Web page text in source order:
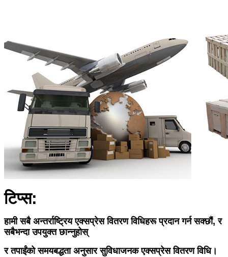
टिप्स:
हामी सबै अन्तर्राष्ट्रिय एक्सप्रेस वितरण विधिहरू प्रदान गर्न सक्छौं, र
सबैभन्दा उपयुक्त छान्नुहोस्
र तपाईंको समयबद्धता अनुसार सुविधाजनक एक्सप्रेस वितरण विधि।